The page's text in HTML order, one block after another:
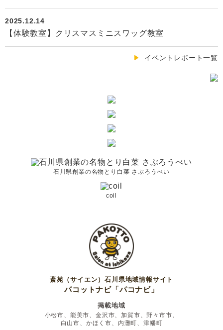
2025.12.14
【体験教室】クリスマスミニスワッグ教室
Ñ イベントレポート一覧
石川県創業の名物とり白菜 さぶろうべい
coil
斎苑（サイエン）石川県地域情報サイト
パコットナビ「パコナビ」
掲載地域
小松市、能美市、金沢市、加賀市、野々市市、
白山市、かほく市、内灘町、津幡町